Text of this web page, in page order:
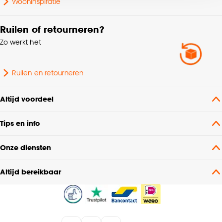
klikken.
Goed om te weten is dat je deze keuze altijd nog
cookieverklaring.
Ruilen of retourneren?
Zo werkt het
Ruilen en retourneren
Altijd voordeel
Tips en info
Onze diensten
Altijd bereikbaar